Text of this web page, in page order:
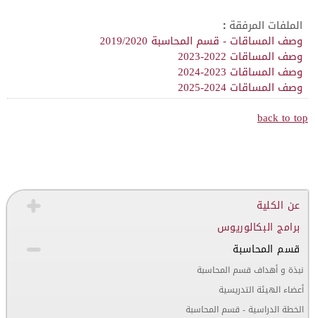
الملفات المرفقة :
وصف المساقات - قسم المحاسبة 2019/2020
وصف المساقات 2022-2023
وصف المساقات 2023-2024
وصف المساقات 2024-2025
back to top
عن الكلية
برامج البكالوريوس
قسم المحاسبة
نبذة و أهداف قسم المحاسبة
أعضاء الهيئة التدريسية
الخطة الدراسية - قسم المحاسبة